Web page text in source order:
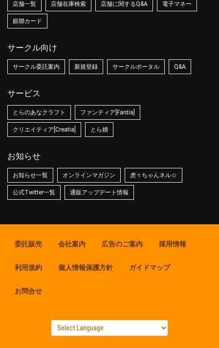
店舗一覧 店舗在庫検索 店舗に関するQ&A 電子マネー
銀聯カード
サークル向け
サークル委託案内 新規登録 サークルポータル Q&A
サービス
とらのあなクラフト ファンティア[Fantia]
クリエイティア[Creatia] とら婚
お知らせ
お知らせ一覧 オンラインマガジン 虎々ちゃんネル☆
公式Twitter一覧 通販アップデート情報
委託販売 会社案内 広告のご案内 採用情報
利用規約 個人情報保護方針 ガイドマップ
お問合せ